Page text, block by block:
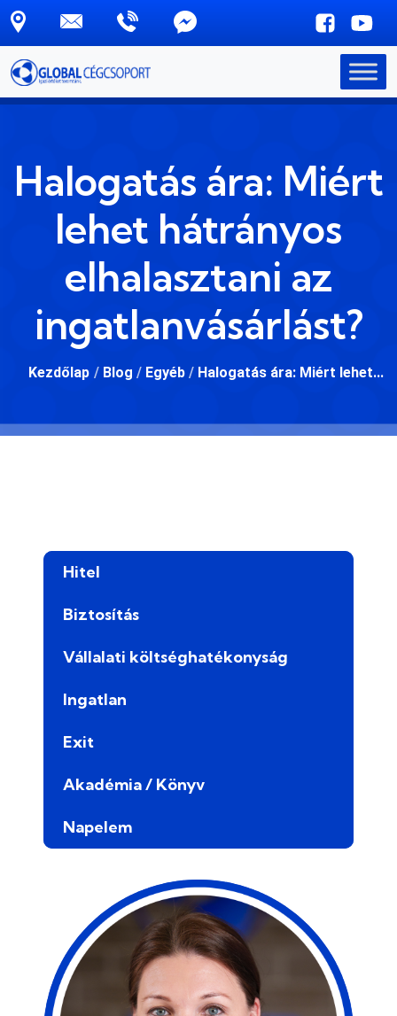
Skip to main content
Halogatás ára: Miért
lehet hátrányos
elhalasztani az
ingatlanvásárlást?
Kezdőlap / Blog / Egyéb / Halogatás ára: Miért lehet...
Hitel
Biztosítás
Vállalati költséghatékonyság
Ingatlan
Exit
Akadémia / Könyv
Napelem